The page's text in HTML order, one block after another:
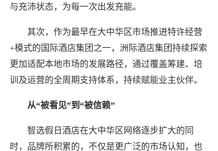
与充沛状态，为每一次出发充能。
其次，作为最早在大中华区市场推进特许经营
+模式的国际酒店集团之一，洲际酒店集团持续探索
更加适配本地市场的发展路径，通过覆盖筹建、培
训及运营的全周期支持体系，持续赋能业主伙伴。
从“被看见”到“被信赖”
智选假日酒店在大中华区网络逐步扩大的同
时，品牌所积累的，不仅是更广泛的市场认知，也